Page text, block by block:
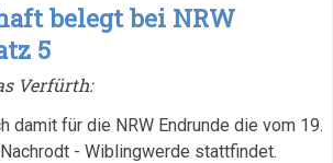
belegt bei NRW
5
Verfürth:
damit für die NRW Endrunde die vom 19.
- Wiblingwerde stattfindet.